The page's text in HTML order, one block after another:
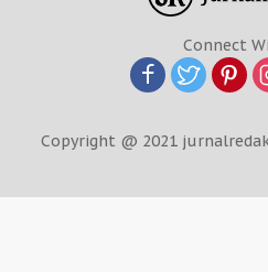
Connect
Copyright @ 2021